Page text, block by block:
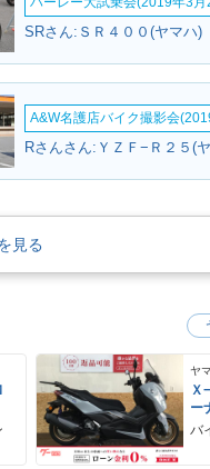
SRさん:ＳＲ４００(ヤマハ)
A&W名護店バイク撮影会
Rさんさん:ＹＺＦ−Ｒ２５(
見る
ヤ
Ｘ
ー
バ